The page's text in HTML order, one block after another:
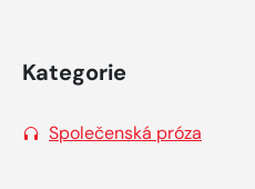
Kategorie
Společenská próza